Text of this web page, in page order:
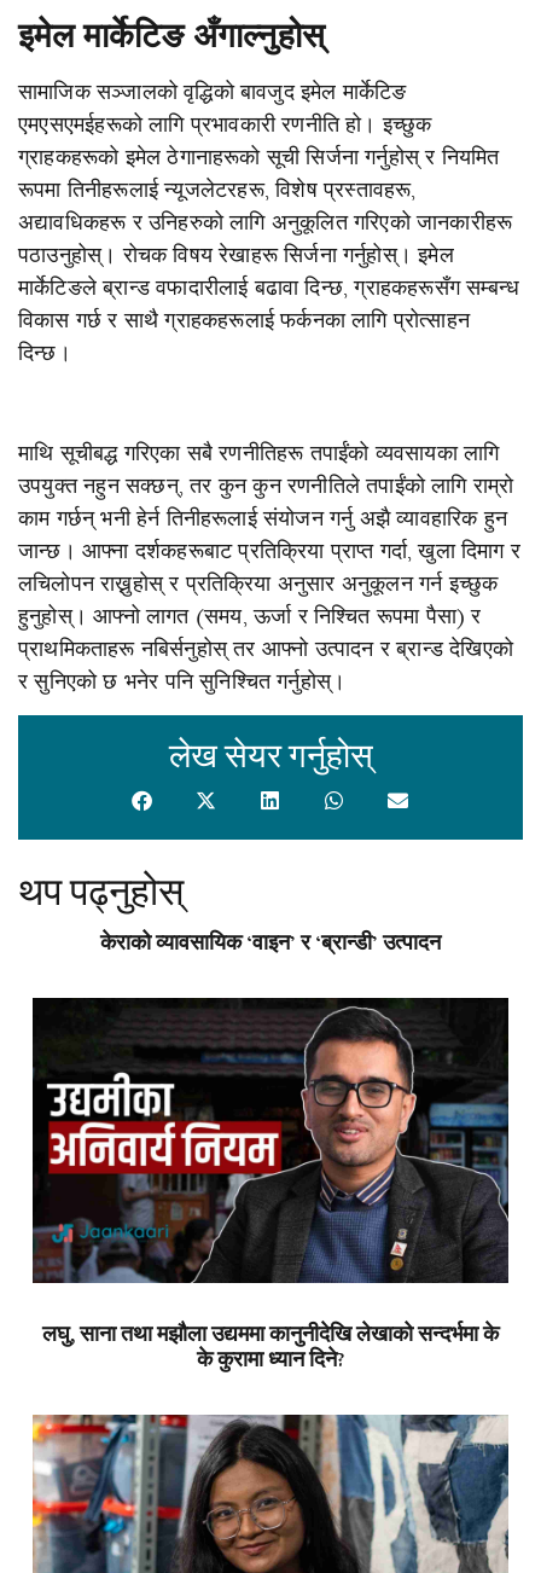
इमेल मार्केटिङ अँगाल्नुहोस्
सामाजिक सञ्जालको वृद्धिको बावजुद इमेल मार्केटिङ
एमएसएमईहरूको लागि प्रभावकारी रणनीति हो। इच्छुक
ग्राहकहरूको इमेल ठेगानाहरूको सूची सिर्जना गर्नुहोस् र नियमित
रूपमा तिनीहरूलाई न्यूजलेटरहरू, विशेष प्रस्तावहरू,
अद्यावधिकहरू र उनिहरुको लागि अनुकूलित गरिएको जानकारीहरू
पठाउनुहोस्। रोचक विषय रेखाहरू सिर्जना गर्नुहोस्। इमेल
मार्केटिङले ब्रान्ड वफादारीलाई बढावा दिन्छ, ग्राहकहरूसँग सम्बन्ध
विकास गर्छ र साथै ग्राहकहरूलाई फर्कनका लागि प्रोत्साहन
दिन्छ।
माथि सूचीबद्ध गरिएका सबै रणनीतिहरू तपाईंको व्यवसायका लागि
उपयुक्त नहुन सक्छन्, तर कुन कुन रणनीतिले तपाईंको लागि राम्रो
काम गर्छन् भनी हेर्न तिनीहरूलाई संयोजन गर्नु अझै व्यावहारिक हुन
जान्छ। आफ्ना दर्शकहरूबाट प्रतिक्रिया प्राप्त गर्दा, खुला दिमाग र
लचिलोपन राख्नुहोस् र प्रतिक्रिया अनुसार अनुकूलन गर्न इच्छुक
हुनुहोस्। आफ्नो लागत (समय, ऊर्जा र निश्चित रूपमा पैसा) र
प्राथमिकताहरू नबिर्सनुहोस् तर आफ्नो उत्पादन र ब्रान्ड देखिएको
र सुनिएको छ भनेर पनि सुनिश्चित गर्नुहोस्।
लेख सेयर गर्नुहोस्
थप पढ्नुहोस्
केराको व्यावसायिक ‘वाइन’ र ‘ब्रान्डी’ उत्पादन
लघु, साना तथा मझौला उद्यममा कानुनीदेखि लेखाको सन्दर्भमा के
के कुरामा ध्यान दिने?